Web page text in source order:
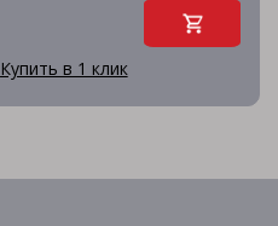
Купить в 1 клик